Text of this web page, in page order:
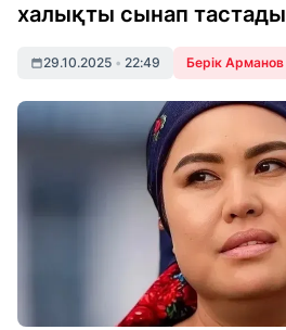
халықты сынап тастады
29.10.2025 • 22:49 Берік Арманов